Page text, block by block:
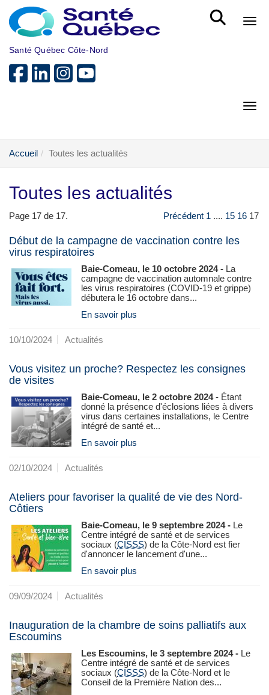
Aller au menu principal
Santé Québec Côte-Nord
Accueil Toutes les actualités
Toutes les actualités
Page 17 de 17. Précédent 1 .... 15 16 17
Début de la campagne de vaccination contre les
virus respiratoires
Baie-Comeau, le 10 octobre 2024 - La
campagne de vaccination automnale contre
les virus respiratoires (COVID-19 et grippe)
débutera le 16 octobre dans...
En savoir plus
10/10/2024 Actualités
Vous visitez un proche? Respectez les consignes
de visites
Baie-Comeau, le 2 octobre 2024- Étant
donné la présence d'éclosions liées à divers
virus dans certaines installations, le Centre
intégré de santé et...
En savoir plus
02/10/2024 Actualités
Ateliers pour favoriser la qualité de vie des Nord-
Côtiers
Baie-Comeau, le 9 septembre 2024 - Le
Centre intégré de santé et de services
sociaux (CISSS) de la Côte-Nord est fier
d'annoncer le lancement d'une...
En savoir plus
09/09/2024 Actualités
Inauguration de la chambre de soins palliatifs aux
Escoumins
Les Escoumins, le 3 septembre 2024 - Le
Centre intégré de santé et de services
sociaux (CISSS) de la Côte-Nord et le
Conseil de la Première Nation des...